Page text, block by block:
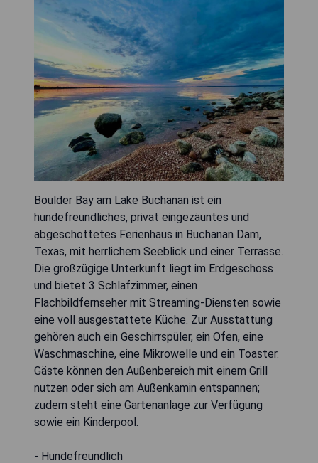
Boulder Bay am Lake Buchanan ist ein
hundefreundliches, privat eingezäuntes und
abgeschottetes Ferienhaus in Buchanan Dam,
Texas, mit herrlichem Seeblick und einer Terrasse.
Die großzügige Unterkunft liegt im Erdgeschoss
und bietet 3 Schlafzimmer, einen
Flachbildfernseher mit Streaming-Diensten sowie
eine voll ausgestattete Küche. Zur Ausstattung
gehören auch ein Geschirrspüler, ein Ofen, eine
Waschmaschine, eine Mikrowelle und ein Toaster.
Gäste können den Außenbereich mit einem Grill
nutzen oder sich am Außenkamin entspannen;
zudem steht eine Gartenanlage zur Verfügung
sowie ein Kinderpool.
- Hundefreundlich